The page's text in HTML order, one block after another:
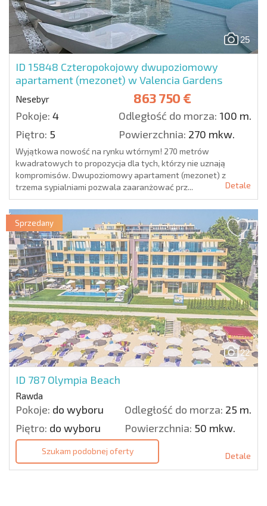
25
ID 15848 Czteropokojowy dwupoziomowy
apartament (mezonet) w Valencia Gardens
Nesebyr 863 750 €
Pokoje: 4 Odległość do morza: 100 m.
Piętro: 5 Powierzchnia: 270 mkw.
Wyjątkowa nowość na rynku wtórnym! 270 metrów
kwadratowych to propozycja dla tych, którzy nie uznają
kompromisów. Dwupoziomowy apartament (mezonet) z
trzema sypialniami pozwala zaaranżować prz...
Detale
22
ID 787 Olympia Beach
Rawda
Pokoje: do wyboru Odległość do morza: 25 m.
Piętro: do wyboru Powierzchnia: 50 mkw.
Sprzedany
Szukam podobnej oferty Detale